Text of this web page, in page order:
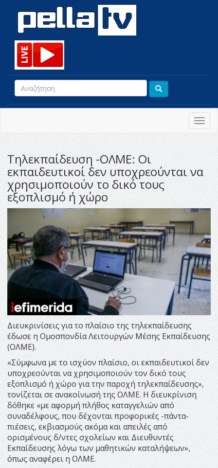
Τηλεκπαίδευση -ΟΛΜΕ: Οι
εκπαιδευτικοί δεν υποχρεούνται να
χρησιμοποιούν το δικό τους
εξοπλισμό ή χώρο
Διευκρινίσεις για το πλαίσιο της τηλεκπαίδευσης
έδωσε η Ομοσπονδία Λειτουργών Μέσης Εκπαίδευσης
(ΟΛΜΕ).
«Σύμφωνα με το ισχύον πλαίσιο, οι εκπαιδευτικοί δεν
υποχρεούνται να χρησιμοποιούν τον δικό τους
εξοπλισμό ή χώρο για την παροχή τηλεκπαίδευσης»,
τονίζεται σε ανακοίνωσή της ΟΛΜΕ. Η διευκρίνιση
δόθηκε «με αφορμή πλήθος καταγγελιών από
συναδέλφους, που δέχονται προφορικές -πάντα-
πιέσεις, εκβιασμούς ακόμα και απειλές από
ορισμένους δ/ντες σχολείων και Διευθυντές
Εκπαίδευσης λόγω των μαθητικών καταλήψεων»,
όπως αναφέρει η ΟΛΜΕ.